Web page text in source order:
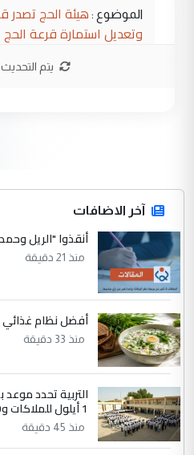
الموضوع : هيئة الحج تصدر
وتعديل استمارة قرعة الحج
المشترك لا تستهدف أية
الدول الشقيقة
يوسف غزوان عصمت
التعليق : بكالوريوس
زوجتي أيضا بكالوريوس
الموضوع :
السعودية توافق
جامعاتها سنويا
عبد الأمير جاسم هليل
التعليق : نحن اباء الطلاب
يتم
آخر الاضافات
أنقذوا "الريل
منذ 21 دقيقة
أفضل نظام
منذ 33 دقيقة
1 أيلول للملاكات و20 أيلول للطلبة
منذ 45 دقيقة